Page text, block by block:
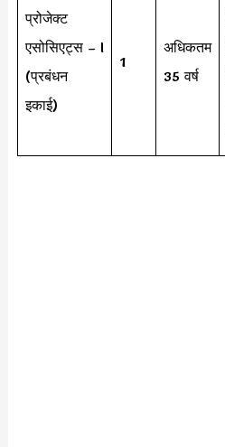
प्रोजेक्ट
एसोसिएट्स – I
(प्रबंधन
इकाई)
1
अधिकतम
35 वर्ष